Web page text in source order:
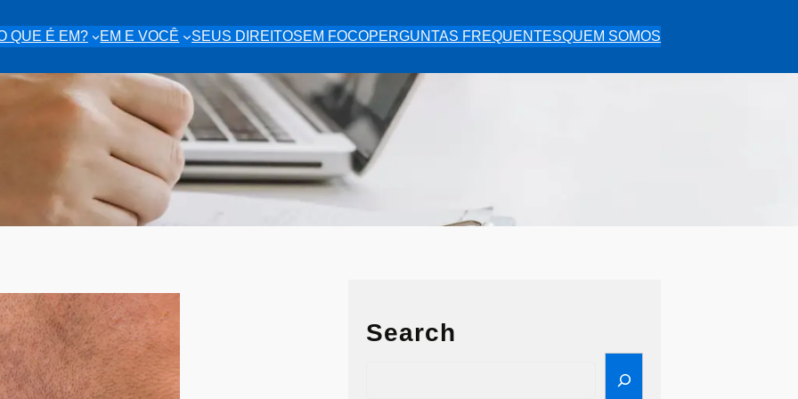
QUE É EM? EM E VOCÊ SEUS DIREITOSEM FOCOPERGUNTAS FREQUENTESQUEM SOMOS
Search